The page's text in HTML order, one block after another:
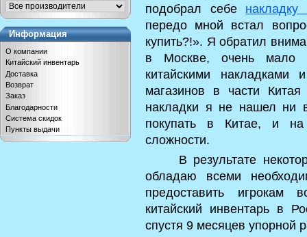
Информация
О компании
Китайский инвентарь
Доставка
Возврат
Заказ
Благодарности
Система скидок
Пункты выдачи
подобрал себе накладку
передо мной встал
купить?!». Я обратил
в Москве, очень мало
китайскими накладками
магазинов в части
накладки я не нашел ни
покупать в Китае, и
сложности.
В результате
обладаю всеми
предоставить игрокам
китайский инвентарь в
спустя 9 месяцев упорной